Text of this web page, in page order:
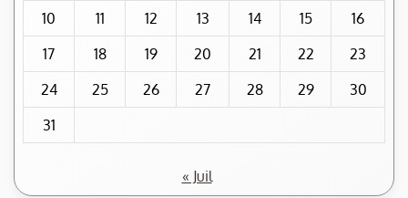
10
11 12 13 14 15
16
17
18 19 20 21 22
23
24
25 26 27 28 29
30
31
« Juil